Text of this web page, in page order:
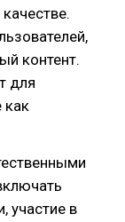
контент.
для
как
участие в